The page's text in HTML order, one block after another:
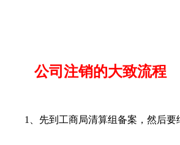
公司注销的大致流程
1、先到工商局清算组备案，然后要